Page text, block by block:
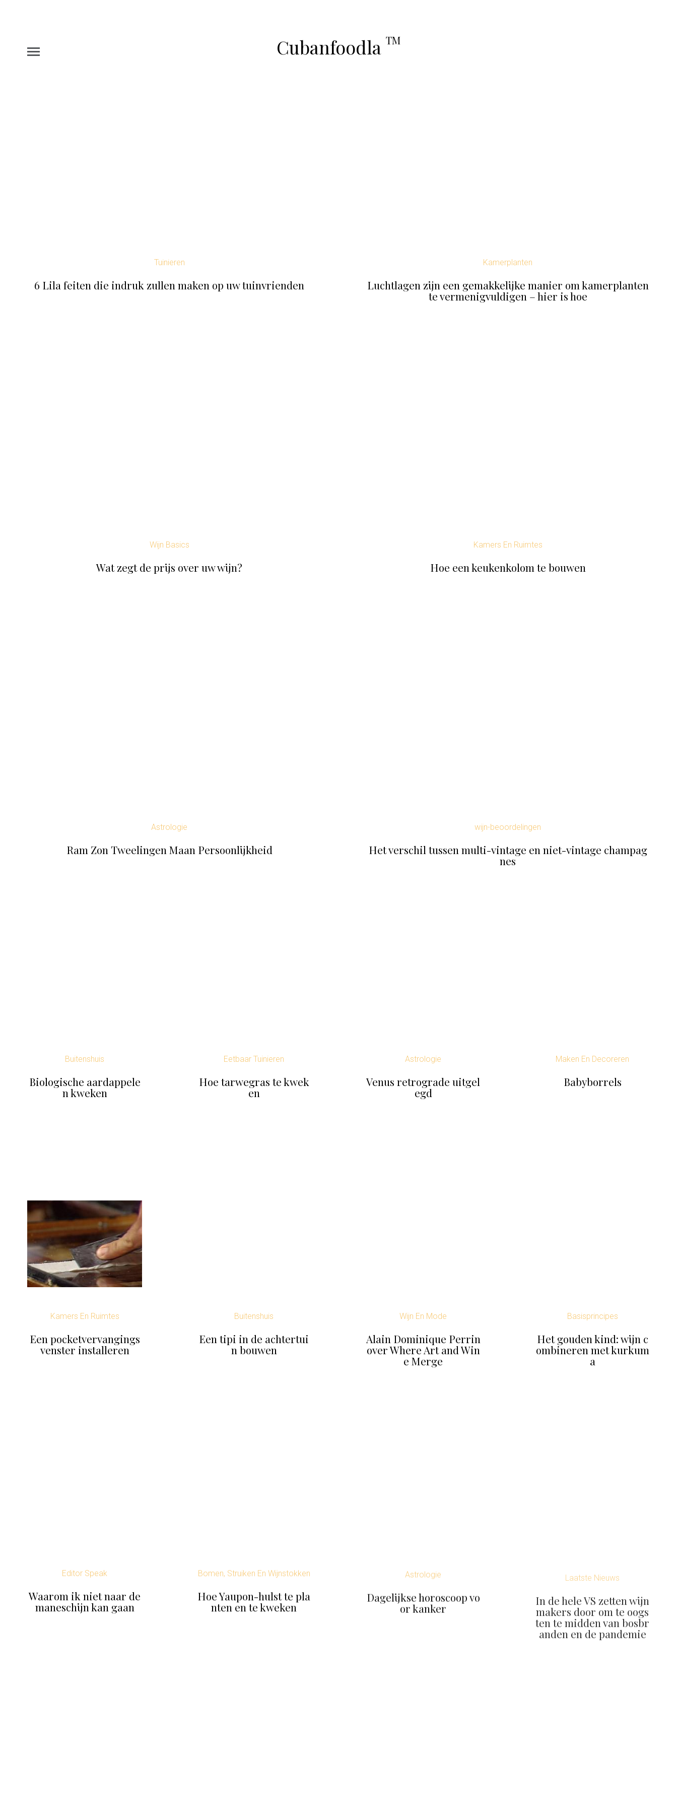
Cubanfoodla TM
Tuinieren
6 Lila feiten die indruk zullen maken op uw tuinvrienden
Kamerplanten
Luchtlagen zijn een gemakkelijke manier om kamerplanten
te vermenigvuldigen – hier is hoe
Wijn Basics
Wat zegt de prijs over uw wijn?
Kamers En Ruimtes
Hoe een keukenkolom te bouwen
Astrologie
Ram Zon Tweelingen Maan Persoonlijkheid
wijn-beoordelingen
Het verschil tussen multi-vintage en niet-vintage champag
nes
Buitenshuis
Biologische aardappele
n kweken
Eetbaar Tuinieren
Hoe tarwegras te kwek
en
Astrologie
Venus retrograde uitgel
egd
Maken En Decoreren
Babyborrels
Kamers En Ruimtes
Een pocketvervangings
venster installeren
Buitenshuis
Een tipi in de achtertui
n bouwen
Wijn En Mode
Alain Dominique Perrin
over Where Art and Win
e Merge
Basisprincipes
Het gouden kind: wijn c
ombineren met kurkum
a
Editor Speak
Waarom ik niet naar de
maneschijn kan gaan
Bomen, Struiken En Wijnstokken
Hoe Yaupon-hulst te pla
nten en te kweken
Astrologie
Dagelijkse horoscoop vo
or kanker
Laatste Nieuws
In de hele VS zetten wijn
makers door om te oogs
ten te midden van bosbr
anden en de pandemie